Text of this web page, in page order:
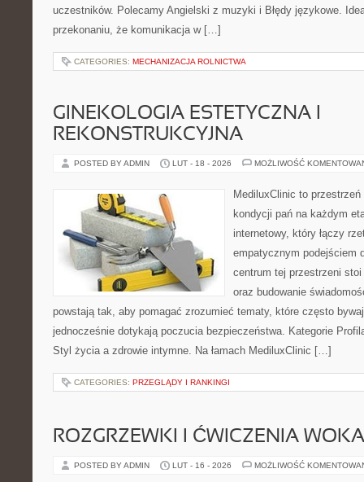
uczestników. Polecamy Angielski z muzyki i Błędy językowe.
przekonaniu, że komunikacja w […]
CATEGORIES: MECHANIZACJA ROLNICTWA
GINEKOLOGIA ESTETYCZNA I
REKONSTRUKCYJNA
POSTED BY ADMIN LUT - 18 - 2026 MOŻLIWOŚĆ
MediluxClinic to
kondycji pań na każdym
internetowy, który łączy
empatycznym podejściem
centrum tej przestrzeni
oraz budowanie
powstają tak, aby pomagać zrozumieć tematy, które często
jednocześnie dotykają poczucia bezpieczeństwa. Kategorie
Styl życia a zdrowie intymne. Na łamach MediluxClinic […]
CATEGORIES: PRZEGLĄDY I RANKINGI
ROZGRZEWKI I ĆWICZENIA
POSTED BY ADMIN LUT - 16 - 2026 MOŻLIWOŚĆ